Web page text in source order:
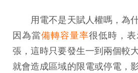
用電不是天賦人權嗎，為什
因為當備轉容量率很低時，
張，這時只要發生一到兩個較
就會造成區域的限電或停電，